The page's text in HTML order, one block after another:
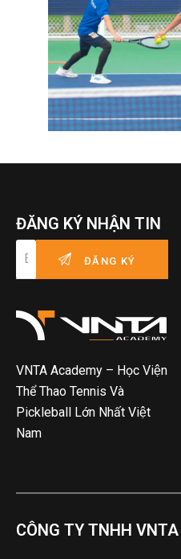
ĐĂNG KÝ NHẬN TIN
VNTA Academy – Học Viện
Thể Thao Tennis Và
Pickleball Lớn Nhất Việt
Nam
CÔNG TY TNHH